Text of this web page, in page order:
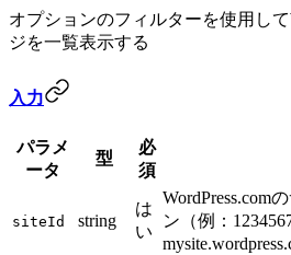
オプションのフィルターを使用して
ジを一覧表示する
入力
パラメ
ータ
型
必
須
siteId string
は
い
WordPress.com
ン（例：